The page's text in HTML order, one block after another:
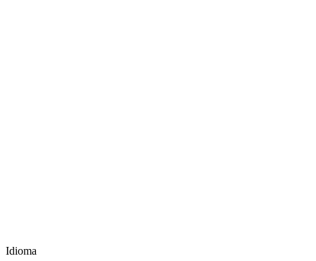
Idioma